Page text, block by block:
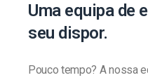
Uma equipa de
seu dispor.
Pouco tempo? A nossa